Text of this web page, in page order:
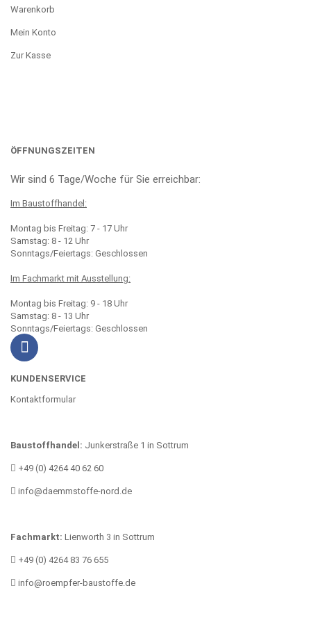
Warenkorb
Mein Konto
Zur Kasse
ÖFFNUNGSZEITEN
Wir sind 6 Tage/Woche für Sie erreichbar:
Im Baustoffhandel:
Montag bis Freitag: 7 - 17 Uhr
Samstag: 8 - 12 Uhr
Sonntags/Feiertags: Geschlossen
Im Fachmarkt mit Ausstellung:
Montag bis Freitag: 9 - 18 Uhr
Samstag: 8 - 13 Uhr
Sonntags/Feiertags: Geschlossen
KUNDENSERVICE
Kontaktformular
Baustoffhandel: Junkerstraße 1 in Sottrum
+49 (0) 4264 40 62 60
info@daemmstoffe-nord.de
Fachmarkt: Lienworth 3 in Sottrum
+49 (0) 4264 83 76 655
info@roempfer-baustoffe.de